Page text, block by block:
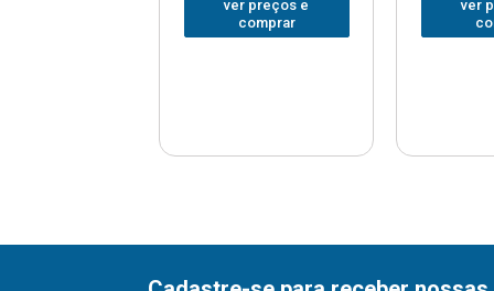
ver preços e
comprar
ver